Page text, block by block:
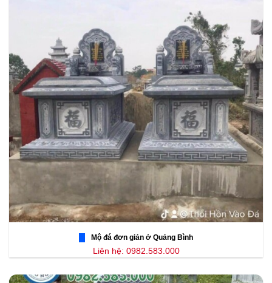
Mộ đá đơn giản ở Quảng Bình
Liên hệ: 0982.583.000